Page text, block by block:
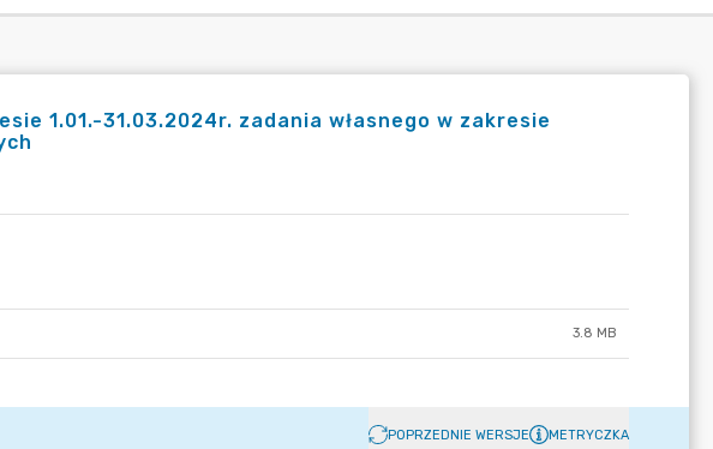
1.01.-31.03.2024r. zadania własnego w zakresie
3.8 MB
POPRZEDNIE WERSJE METRYCZKA